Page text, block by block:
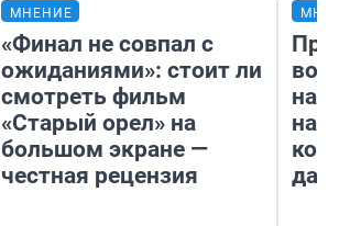
МНЕНИЕ
«Финал не совпал с
ожиданиями»: стоит ли
смотреть фильм
«Старый орел» на
большом экране —
честная рецензия
нам
даже